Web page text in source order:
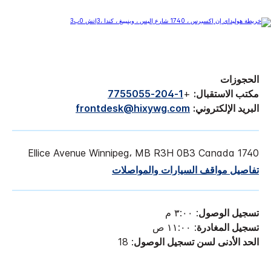
الحجوزات
مكتب الاستقبال: +
1-204-7755055
البريد الإلكتروني: frontdesk@hixywg.com
1740 Ellice Avenue Winnipeg، MB R3H 0B3 Canada
تفاصيل مواقف السيارات والمواصلات
تسجيل الوصول: ٣:٠٠ م
تسجيل المغادرة: ١١:٠٠ ص
الحد الأدنى لسن تسجيل الوصول: 18